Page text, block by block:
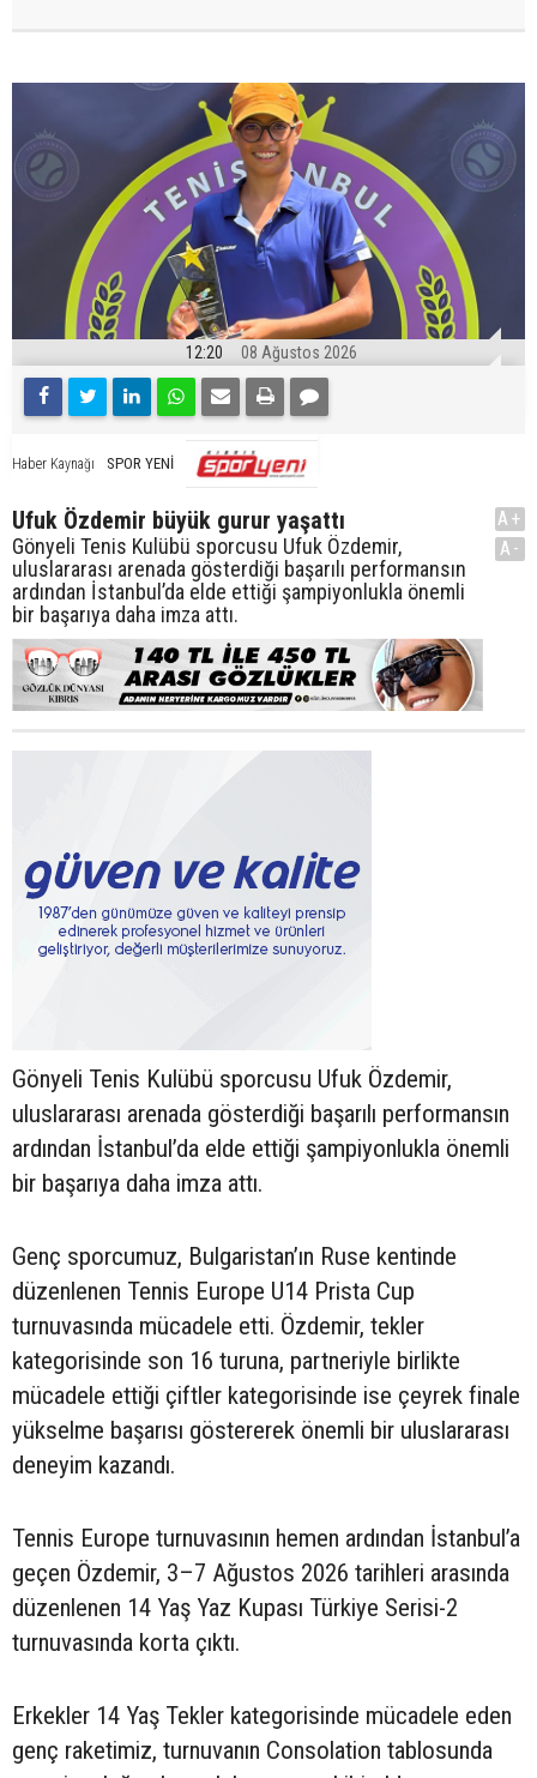
12:20 08 Ağustos 2026
Haber Kaynağı SPOR YENİ
Ufuk Özdemir büyük gurur yaşattı
Gönyeli Tenis Kulübü sporcusu Ufuk Özdemir,
uluslararası arenada gösterdiği başarılı performansın
ardından İstanbul’da elde ettiği şampiyonlukla önemli
bir başarıya daha imza attı.
A+
A-
Gönyeli Tenis Kulübü sporcusu Ufuk Özdemir,
uluslararası arenada gösterdiği başarılı performansın
ardından İstanbul’da elde ettiği şampiyonlukla önemli
bir başarıya daha imza attı.
Genç sporcumuz, Bulgaristan’ın Ruse kentinde
düzenlenen Tennis Europe U14 Prista Cup
turnuvasında mücadele etti. Özdemir, tekler
kategorisinde son 16 turuna, partneriyle birlikte
mücadele ettiği çiftler kategorisinde ise çeyrek finale
yükselme başarısı göstererek önemli bir uluslararası
deneyim kazandı.
Tennis Europe turnuvasının hemen ardından İstanbul’a
geçen Özdemir, 3–7 Ağustos 2026 tarihleri arasında
düzenlenen 14 Yaş Yaz Kupası Türkiye Serisi-2
turnuvasında korta çıktı.
Erkekler 14 Yaş Tekler kategorisinde mücadele eden
genç raketimiz, turnuvanın Consolation tablosunda